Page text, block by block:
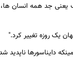
یعنی جد همه انسان
یک روزه تغییر کرد."
دایناسورها ناپدید